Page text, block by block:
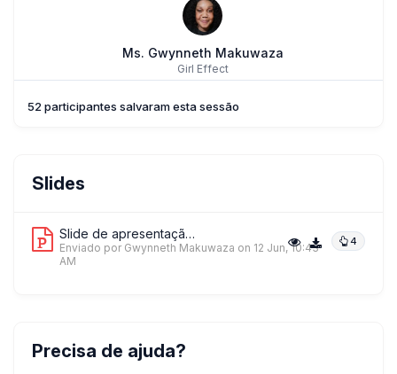
Ms. Gwynneth Makuwaza
Girl Effect
52 participantes salvaram esta sessão
Slides
Slide de apresentação 1 4
Enviado por Gwynneth Makuwaza on 12 Jun, 10:43
AM
Precisa de ajuda?